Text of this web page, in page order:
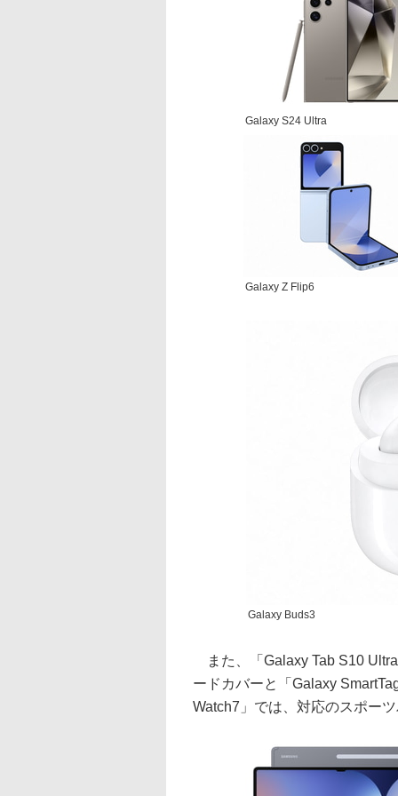
Galaxy S24 Ultra
Galaxy Z Flip6
Galaxy Buds3
また、「Galaxy Tab S10
ードカバーと「Galaxy
Watch7」では、対応のスポー